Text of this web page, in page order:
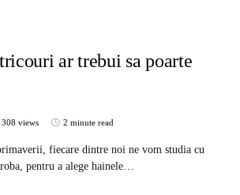
ar trebui sa poarte
308 views 2 minute read
fiecare dintre noi ne vom studia cu
pentru a alege hainele…